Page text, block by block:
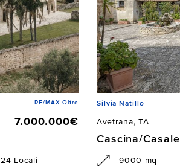
RE/MAX Oltre
7.000.000€
24 Locali
Silvia Natillo
Avetrana, TA
Cascina/Casale
9000 mq